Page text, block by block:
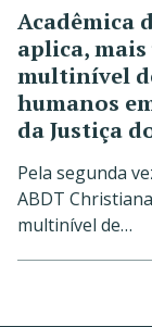
Acadêmica
aplica, mais
multinível
humanos
da Justiça
Pela segunda
ABDT
multinível de…